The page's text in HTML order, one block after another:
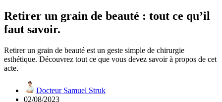
Retirer un grain de beauté : tout ce qu’il
faut savoir.
Retirer un grain de beauté est un geste simple de chirurgie
esthétique. Découvrez tout ce que vous devez savoir à propos de cet
acte.
Docteur Samuel Struk
02/08/2023